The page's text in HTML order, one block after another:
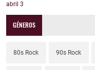
abril 3
GÉNEROS
80s Rock 90s Rock